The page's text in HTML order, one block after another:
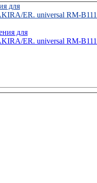
для
ER. universal RM-